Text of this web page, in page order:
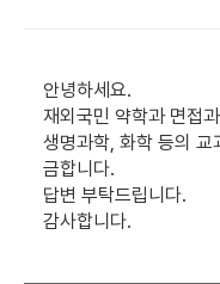
안녕하세요.
재외국민 약학과 면접
생명과학, 화학 등의 교
금합니다.
답변 부탁드립니다.
감사합니다.